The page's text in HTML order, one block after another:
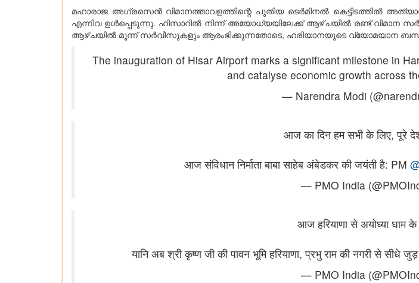
മഹാരാജ അഗ്രസെൻ വിമാനത്താവളത്തിന്റെ പുതിയ ടെർമിനൽ കെട്ടിടത്തിൽ
എന്നിവ ഉൾപ്പെടുന്നു. ഹിസാറിൽ നിന്ന് അയോധ്യയിലേക്ക് ആഴ്ചയിൽ രണ്ട് വിമാന
ആഴ്ചയിൽ മൂന്ന് സർവീസുകളും ആരംഭിക്കുന്നതോടെ, ഹരിയാനയുടെ വ്യോമയാന
The inauguration of Hisar Airport marks a significant milestone in
and catalyse economic growth across
— Narendra Modi
आज का दिन हम सभी के लिए, पूरे
आज संविधान निर्माता बाबा साहेब अंबेडकर की जयंती है: PM
— PMO India
आज हरियाणा से अयोध्या धाम
यानि अब श्री कृष्ण जी की पावन भूमि हरियाणा, प्रभु राम की नगरी से सीधे
— PMO India